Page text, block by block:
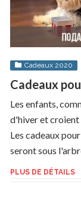
Cadeaux 2020
Cadeaux
Les enfants,
d'hiver et croient
Les cadeaux
seront sous
PLUS DE DÉTAILS